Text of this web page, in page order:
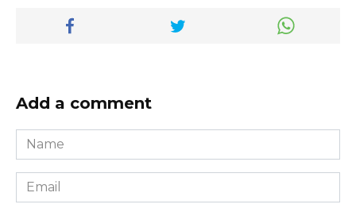
Add a comment
Name
*
Email
*